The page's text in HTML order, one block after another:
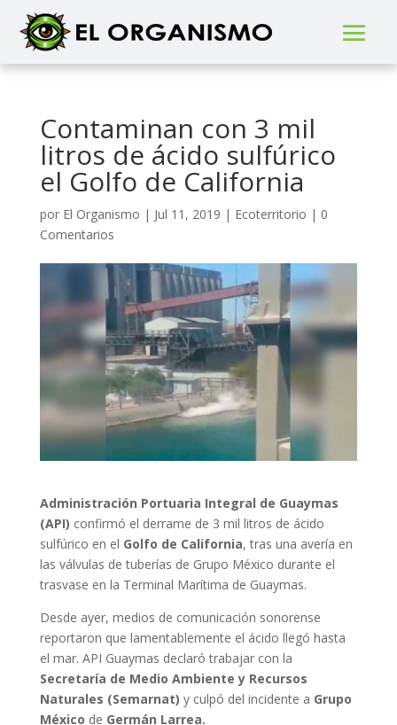
Contaminan con 3 mil
litros de ácido sulfúrico
el Golfo de California
por El Organismo | Jul 11, 2019 | Ecoterritorio | 0
Comentarios
Administración Portuaria Integral de Guaymas
(API) confirmó el derrame de 3 mil litros de ácido
sulfúrico en el Golfo de California, tras una avería en
las válvulas de tuberías de Grupo México durante el
trasvase en la Terminal Marítima de Guaymas.
Desde ayer, medios de comunicación sonorense
reportaron que lamentablemente el ácido llegó hasta
el mar. API Guaymas declaró trabajar con la
Secretaría de Medio Ambiente y Recursos
Naturales (Semarnat) y culpó del incidente a Grupo
México de Germán Larrea.